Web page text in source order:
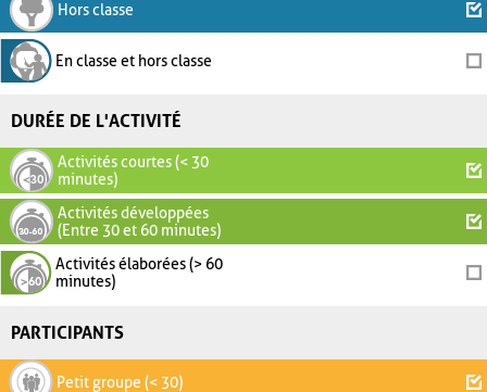
Hors classe
En classe et hors classe
DURÉE DE L'ACTIVITÉ
Activités courtes (< 30
minutes)
Activités développées
(Entre 30 et 60 minutes)
Activités élaborées (> 60
minutes)
PARTICIPANTS
Petit groupe (< 30)